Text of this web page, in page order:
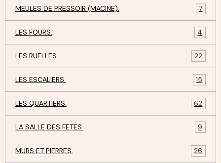
MEULES DE PRESSOIR (MACINE). 7
LES FOURS. 4
LES RUELLES. 22
LES ESCALIERS. 15
LES QUARTIERS. 62
LA SALLE DES FETES. 9
MURS ET PIERRES. 26